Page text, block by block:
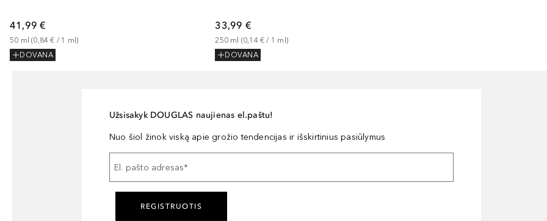
41,99 €
50 ml (0,84 € / 1 ml)
DOVANA
33,99 €
250 ml (0,14 € / 1 ml )
DOVANA
Užsisakyk DOUGLAS naujienas el.paštu!
Nuo šiol žinok viską apie grožio tendencijas ir išskirtinius pasiūlymus
El. pašto adresas*
REGISTRUOTIS